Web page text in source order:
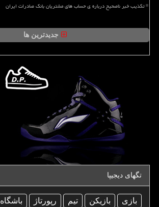
تکذیب خبر ناصحیح درباره ی حساب های مشتریان بانک صادرات ایران
جدیدترین ها
تگهای دیجیپا
بازی بازیكن تیم رپورتاژ باشگاه